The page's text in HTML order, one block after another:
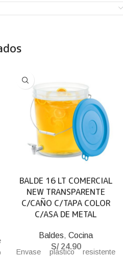
BALDE 16 LT COMERCIAL
NEW TRANSPARENTE
C/CAÑO C/TAPA COLOR
C/ASA DE METAL
Baldes, Cocina
S/24.90
Envase plástico resistente